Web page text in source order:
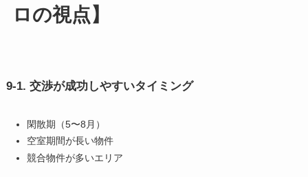
ロの視点】
9-1. 交渉が成功しやすいタイミング
閑散期（5〜8月）
空室期間が長い物件
競合物件が多いエリア